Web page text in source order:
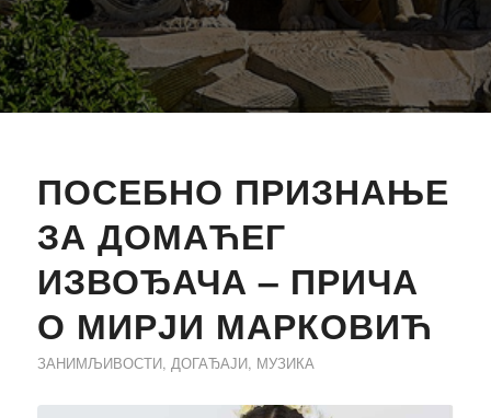
ПОСЕБНО ПРИЗНАЊЕ
ЗА ДОМАЋЕГ
ИЗВОЂАЧА – ПРИЧА
О МИРЈИ МАРКОВИЋ
ЗАНИМЉИВОСТИ, ДОГАЂАЈИ, МУЗИКА